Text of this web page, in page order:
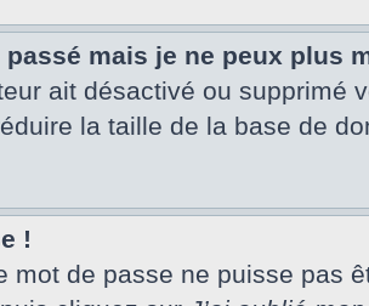
mais je ne peux plus
ait désactivé ou
la taille de la base de
!
mot de passe ne puisse pas